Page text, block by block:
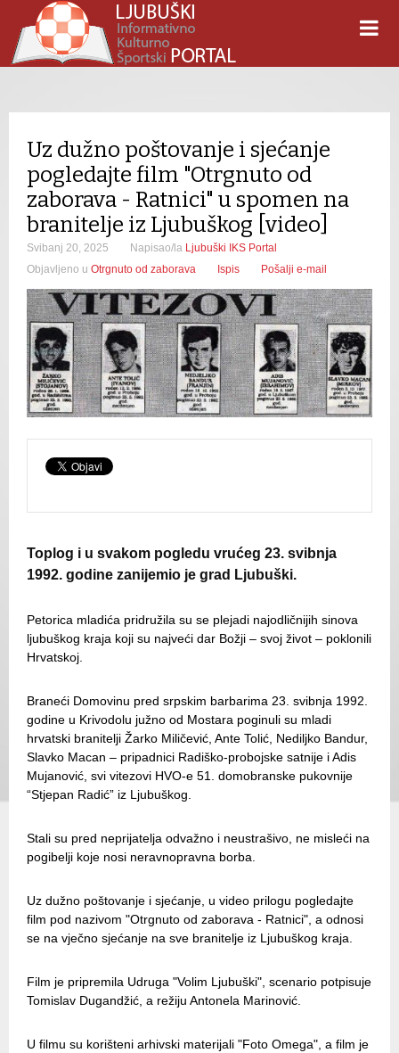
Uz dužno poštovanje i sjećanje
pogledajte film "Otrgnuto od
zaborava - Ratnici" u spomen na
branitelje iz Ljubuškog [video]
Svibanj 20, 2025 Napisao/la Ljubuški IKS Portal
Objavljeno u Otrgnuto od zaborava Ispis Pošalji e-mail
Toplog i u svakom pogledu vrućeg 23. svibnja
1992. godine zanijemio je grad Ljubuški.
Petorica mladića pridružila su se plejadi najodličnijih sinova
ljubuškog kraja koji su najveći dar Božji – svoj život – poklonili
Hrvatskoj.
Braneći Domovinu pred srpskim barbarima 23. svibnja 1992.
godine u Krivodolu južno od Mostara poginuli su mladi
hrvatski branitelji Žarko Miličević, Ante Tolić, Nediljko Bandur,
Slavko Macan – pripadnici Radiško-probojske satnije i Adis
Mujanović, svi vitezovi HVO-e 51. domobranske pukovnije
“Stjepan Radić” iz Ljubuškog.
Stali su pred neprijatelja odvažno i neustrašivo, ne misleći na
pogibelji koje nosi neravnopravna borba.
Uz dužno poštovanje i sjećanje, u video prilogu pogledajte
film pod nazivom "Otrgnuto od zaborava - Ratnici", a odnosi
se na vječno sjećanje na sve branitelje iz Ljubuškog kraja.
Film je pripremila Udruga "Volim Ljubuški", scenario potpisuje
Tomislav Dugandžić, a režiju Antonela Marinović.
U filmu su korišteni arhivski materijali "Foto Omega", a film je